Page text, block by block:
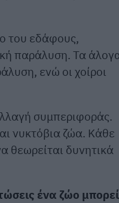
του εδάφους,
παράλυση. Τα
ενώ οι χοίροι
συμπεριφοράς.
νυκτόβια ζώα. Κάθε
θεωρείται δυνητικά
ένα ζώο μπορεί